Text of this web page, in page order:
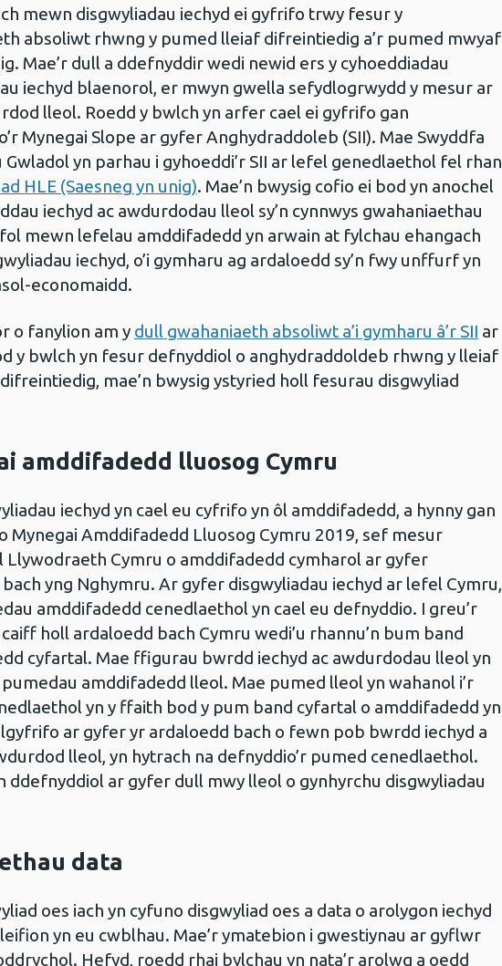
mewn disgwyliadau iechyd ei gyfrifo trwy fesur y
absoliwt rhwng y pumed lleiaf difreintiedig a’r pumed mwyaf
Mae’r dull a ddefnyddir wedi newid ers y cyhoeddiadau
iechyd blaenorol, er mwyn gwella sefydlogrwydd y mesur ar
lleol. Roedd y bwlch yn arfer cael ei gyfrifo gan
Mynegai Slope ar gyfer Anghydraddoleb (SII). Mae Swyddfa
Gwladol yn parhau i gyhoeddi’r SII ar lefel genedlaethol fel rhan
HLE (Saesneg yn unig). Mae’n bwysig cofio ei bod yn anochel
iechyd ac awdurdodau lleol sy’n cynnwys gwahaniaethau
mewn lefelau amddifadedd yn arwain at fylchau ehangach
iechyd, o’i gymharu ag ardaloedd sy’n fwy unffurf yn
economaidd.
o fanylion am y dull gwahaniaeth absoliwt a’i gymharu â’r SII ar
y bwlch yn fesur defnyddiol o anghydraddoldeb rhwng y lleiaf
mae’n bwysig ystyried holl fesurau disgwyliad
amddifadedd lluosog Cymru
iechyd yn cael eu cyfrifo yn ôl amddifadedd, a hynny gan
Mynegai Amddifadedd Lluosog Cymru 2019, sef mesur
Llywodraeth Cymru o amddifadedd cymharol ar gyfer
yng Nghymru. Ar gyfer disgwyliadau iechyd ar lefel Cymru,
amddifadedd cenedlaethol yn cael eu defnyddio. I greu’r
holl ardaloedd bach Cymru wedi’u rhannu’n bum band
cyfartal. Mae ffigurau bwrdd iechyd ac awdurdodau lleol yn
amddifadedd lleol. Mae pumed lleol yn wahanol i’r
yn y ffaith bod y pum band cyfartal o amddifadedd yn
ar gyfer yr ardaloedd bach o fewn pob bwrdd iechyd a
lleol, yn hytrach na defnyddio’r pumed cenedlaethol.
ddefnyddiol ar gyfer dull mwy lleol o gynhyrchu disgwyliadau
data
oes iach yn cyfuno disgwyliad oes a data o arolygon iechyd
yn eu cwblhau. Mae’r ymatebion i gwestiynau ar gyflwr
Hefyd, roedd rhai bylchau yn nata’r arolwg a oedd